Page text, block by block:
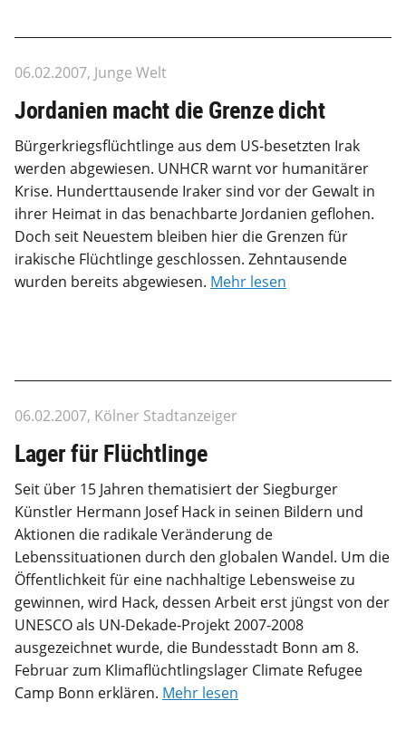
06.02.2007, Junge Welt
Jordanien macht die Grenze dicht
Bürgerkriegsflüchtlinge aus dem US-besetzten Irak
werden abgewiesen. UNHCR warnt vor humanitärer
Krise. Hunderttausende Iraker sind vor der Gewalt in
ihrer Heimat in das benachbarte Jordanien geflohen.
Doch seit Neuestem bleiben hier die Grenzen für
irakische Flüchtlinge geschlossen. Zehntausende
wurden bereits abgewiesen. Mehr lesen
06.02.2007, Kölner Stadtanzeiger
Lager für Flüchtlinge
Seit über 15 Jahren thematisiert der Siegburger
Künstler Hermann Josef Hack in seinen Bildern und
Aktionen die radikale Veränderung de
Lebenssituationen durch den globalen Wandel. Um die
Öffentlichkeit für eine nachhaltige Lebensweise zu
gewinnen, wird Hack, dessen Arbeit erst jüngst von der
UNESCO als UN-Dekade-Projekt 2007-2008
ausgezeichnet wurde, die Bundesstadt Bonn am 8.
Februar zum Klimaflüchtlingslager Climate Refugee
Camp Bonn erklären. Mehr lesen